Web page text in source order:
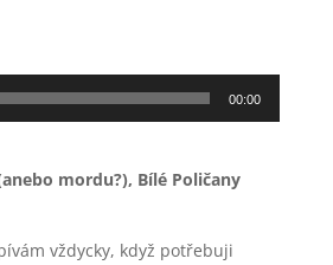
00:00
mordu?), Bílé Poličany
vždycky, když potřebuji